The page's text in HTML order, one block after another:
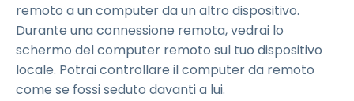
remoto a un computer da un altro dispositivo.
Durante una connessione remota, vedrai lo
schermo del computer remoto sul tuo dispositivo
locale. Potrai controllare il computer da remoto
come se fossi seduto davanti a lui.